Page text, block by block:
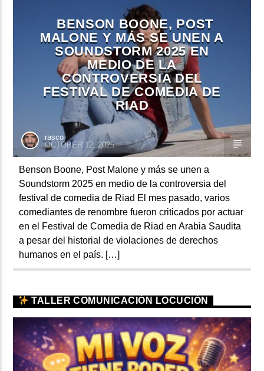
BENSON BOONE, POST
MALONE Y MÁS SE UNEN A
SOUNDSTORM 2025 EN
MEDIO DE LA
CONTROVERSIA DEL
FESTIVAL DE COMEDIA DE
RIAD
rasco
OCTOBER 12, 2025
Benson Boone, Post Malone y más se unen a
Soundstorm 2025 en medio de la controversia del
festival de comedia de Riad El mes pasado, varios
comediantes de renombre fueron criticados por actuar
en el Festival de Comedia de Riad en Arabia Saudita
a pesar del historial de violaciones de derechos
humanos en el país. […]
TALLER COMUNICACIÓN LOCUCIÓN